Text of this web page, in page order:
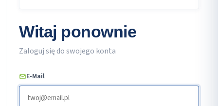
Witaj ponownie
Zaloguj się do swojego konta
E-Mail